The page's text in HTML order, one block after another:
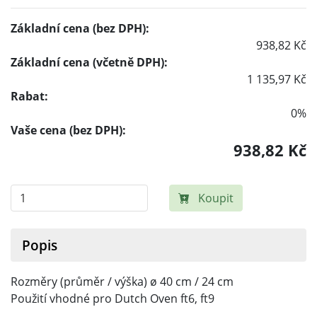
Základní cena (bez DPH):
938,82 Kč
Základní cena (včetně DPH):
1 135,97 Kč
Rabat:
0%
Vaše cena (bez DPH):
938,82 Kč
Koupit
Popis
Rozměry (průměr / výška) ø 40 cm / 24 cm
Použití vhodné pro Dutch Oven ft6, ft9